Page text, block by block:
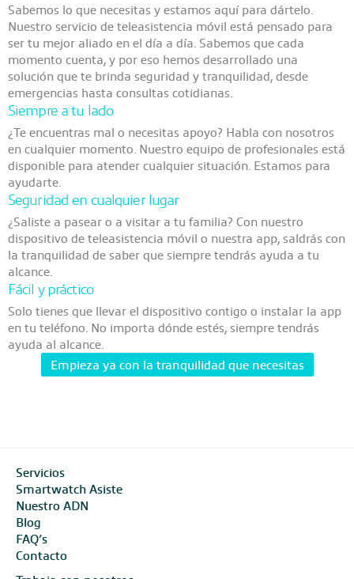
Sabemos lo que necesitas y estamos aquí para dártelo.
Nuestro servicio de teleasistencia móvil está pensado para
ser tu mejor aliado en el día a día. Sabemos que cada
momento cuenta, y por eso hemos desarrollado una
solución que te brinda seguridad y tranquilidad, desde
emergencias hasta consultas cotidianas.
Siempre a tu lado
¿Te encuentras mal o necesitas apoyo? Habla con nosotros
en cualquier momento. Nuestro equipo de profesionales está
disponible para atender cualquier situación. Estamos para
ayudarte.
Seguridad en cualquier lugar
¿Saliste a pasear o a visitar a tu familia? Con nuestro
dispositivo de teleasistencia móvil o nuestra app, saldrás con
la tranquilidad de saber que siempre tendrás ayuda a tu
alcance.
Fácil y práctico
Solo tienes que llevar el dispositivo contigo o instalar la app
en tu teléfono. No importa dónde estés, siempre tendrás
ayuda al alcance.
Empieza ya con la tranquilidad que necesitas
Servicios
Smartwatch Asiste
Nuestro ADN
Blog
FAQ’s
Contacto